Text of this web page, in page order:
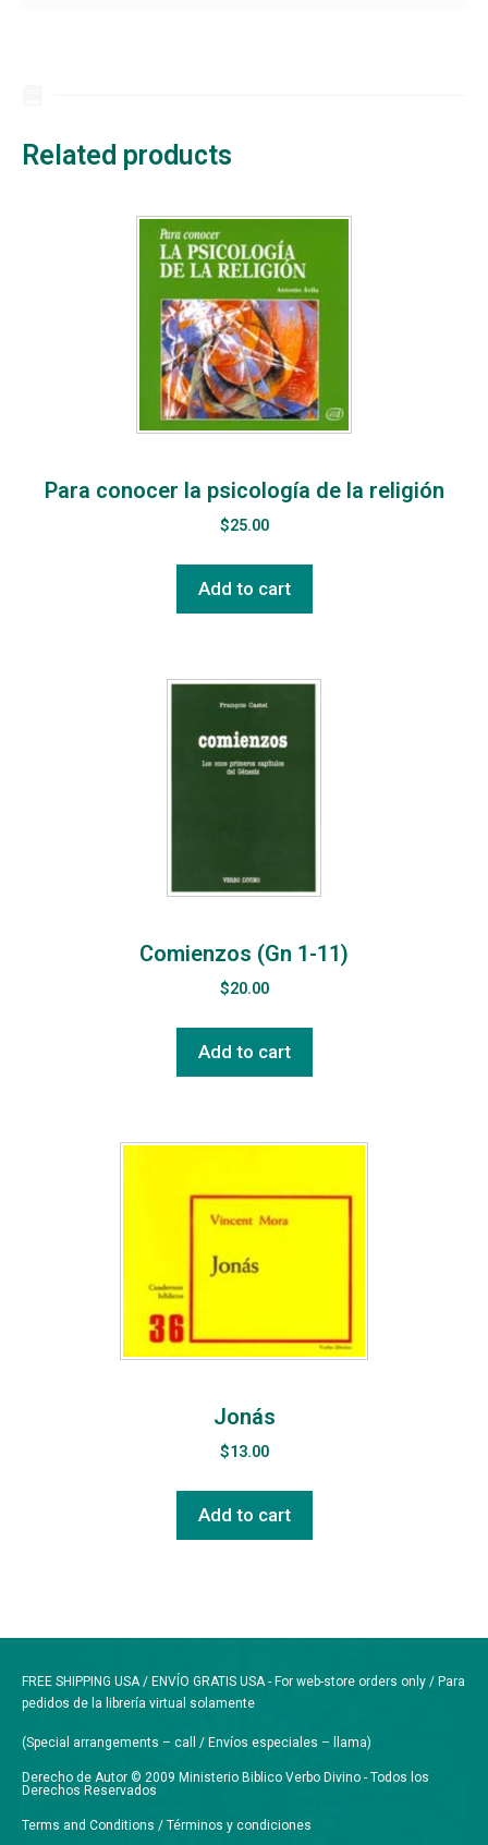
Related products
Para conocer la psicología de la religión
$25.00
Add to cart
Comienzos (Gn 1-11)
$20.00
Add to cart
Jonás
$13.00
Add to cart
FREE SHIPPING USA / ENVÍO GRATIS USA - For web-store orders only / Para
pedidos de la librería virtual solamente
(Special arrangements – call / Envíos especiales – llama)
Derecho de Autor © 2009 Ministerio Biblico Verbo Divino - Todos los
Derechos Reservados
Terms and Conditions / Términos y condiciones